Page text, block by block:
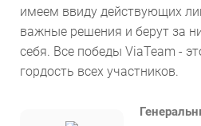
имеем ввиду действующих
важные решения и берут за
себя. Все победы ViaTeam -
гордость всех участников.